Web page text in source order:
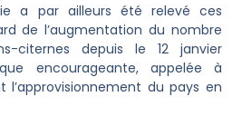
a par ailleurs été relevé ces
de l’augmentation du nombre
citernes depuis le 12 janvier
encourageante, appelée à
l’approvisionnement du pays en